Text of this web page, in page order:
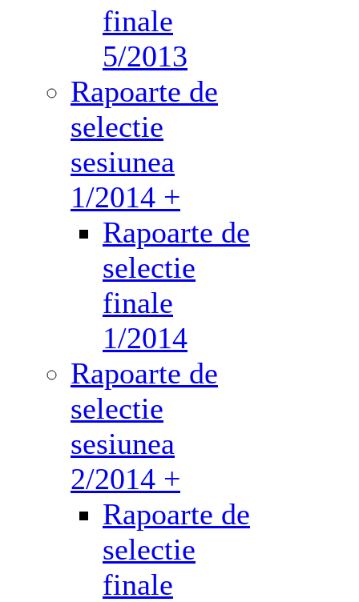
finale
5/2013
Rapoarte de
selectie
sesiunea
1/2014 +
Rapoarte de
selectie
finale
1/2014
Rapoarte de
selectie
sesiunea
2/2014 +
Rapoarte de
selectie
finale